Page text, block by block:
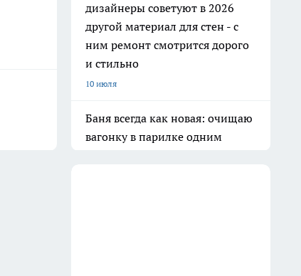
дизайнеры советуют в 2026
другой материал для стен - с
ним ремонт смотрится дорого
и стильно
10 июля